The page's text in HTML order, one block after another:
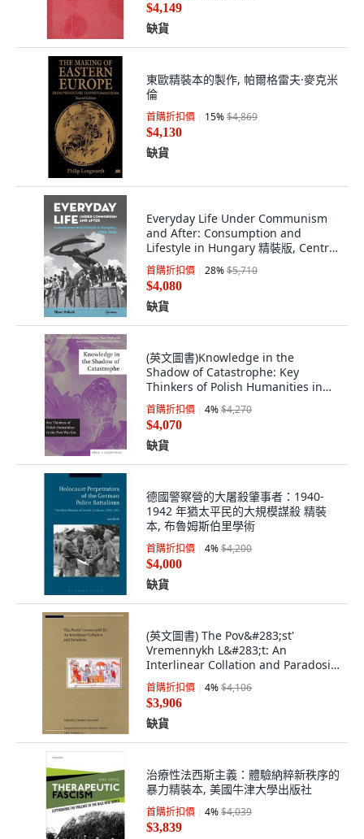
$4,149
缺貨
東歐精裝本的製作, 帕爾格雷夫·麥克米
倫
首購折扣價 15%$4,869
$4,130
缺貨
Everyday Life Under Communism
and After: Consumption and
Lifestyle in Hungary 精裝版, Central
European University..., 英文
首購折扣價 28%$5,710
$4,080
缺貨
(英文圖書)Knowledge in the
Shadow of Catastrophe: Key
Thinkers of Polish Humanities in
the... 精裝版, Brill Schoningh, 英文
首購折扣價 4%$4,270
$4,070
缺貨
德國警察營的大屠殺肇事者：1940-
1942 年猶太平民的大規模謀殺 精裝
本, 布魯姆斯伯里學術
首購折扣價 4%$4,200
$4,000
缺貨
(英文圖書) The Pov&#283;st'
Vremennykh L&#283;t: An
Interlinear Collation and Paradosis
精裝版, Harvard Ukrainian
Research ..., 英文
首購折扣價 4%$4,106
$3,906
缺貨
治療性法西斯主義：體驗納粹新秩序的
暴力精裝本, 美國牛津大學出版社
首購折扣價 4%$4,039
$3,839